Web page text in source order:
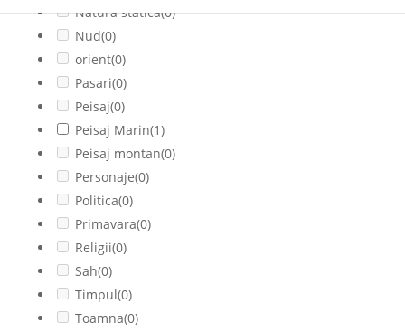
Natura statica(0)
Nud(0)
orient(0)
Pasari(0)
Peisaj(0)
Peisaj Marin(1)
Peisaj montan(0)
Personaje(0)
Politica(0)
Primavara(0)
Religii(0)
Sah(0)
Timpul(0)
Toamna(0)